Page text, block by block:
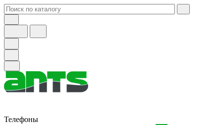
Телефоны